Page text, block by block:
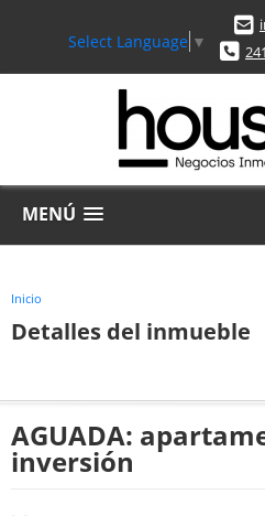
Select Language ▼
MENÚ
Inicio
Detalles del inmueble
AGUADA:
inversión